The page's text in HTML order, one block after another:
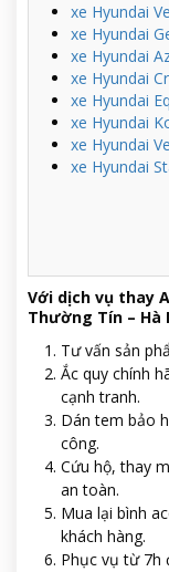
xe Hyundai
xe Hyundai
xe Hyundai
xe Hyundai
xe Hyundai
xe Hyundai
xe Hyundai
xe Hyundai
Với dịch vụ thay
Thường Tín – Hà
Tư vấn sản
Ắc quy chính
cạnh tranh.
Dán tem bảo
công.
Cứu hộ, thay
an toàn.
Mua lại bình
khách hàng.
Phục vụ từ 7h